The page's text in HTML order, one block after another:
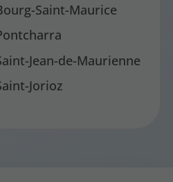
Saint-Maurice
Jean-de-Maurienne
Jorioz